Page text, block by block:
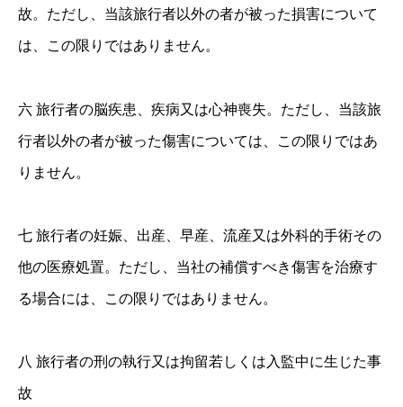
故。ただし、当該旅行者以外の者が被った損害について
は、この限りではありません。
六 旅行者の脳疾患、疾病又は心神喪失。ただし、当該旅
行者以外の者が被った傷害については、この限りではあ
りません。
七 旅行者の妊娠、出産、早産、流産又は外科的手術その
他の医療処置。ただし、当社の補償すべき傷害を治療す
る場合には、この限りではありません。
八 旅行者の刑の執行又は拘留若しくは入監中に生じた事
故